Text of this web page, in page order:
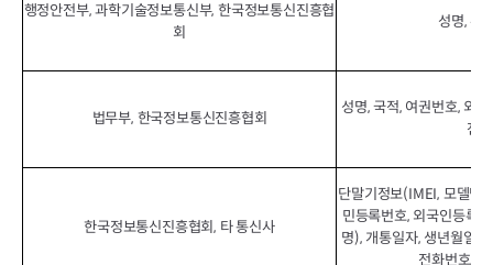
행정안전부, 과학기술정보통신부, 한국정보통신진흥협
회
성명, 주
법무부, 한국정보통신진흥협회
성명, 국적, 여권번호, 외
전
한국정보통신진흥협회, 타 통신사
단말기정보(IMEI, 모델명,
민등록번호, 외국인등록
명), 개통일자, 생년월일,
전화번호,